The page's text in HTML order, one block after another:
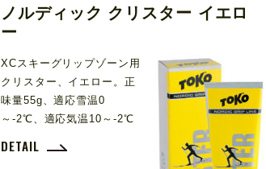
ノルディック クリスター イエロ
ー
XCスキーグリップゾーン用
クリスター、イエロー。正
味量55g、適応雪温0
～-2℃、適応気温10～-2℃
DETAIL